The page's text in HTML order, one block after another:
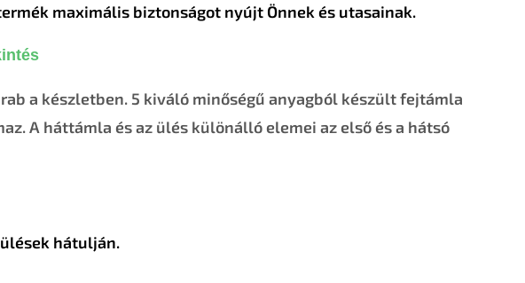
maximális biztonságot nyújt Önnek és utasainak.
a készletben. 5 kiváló minőségű anyagból készült fejtámla
A háttámla és az ülés különálló elemei az első és a hátsó
hátulján.